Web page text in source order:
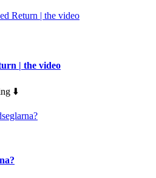
| the video
⬇️